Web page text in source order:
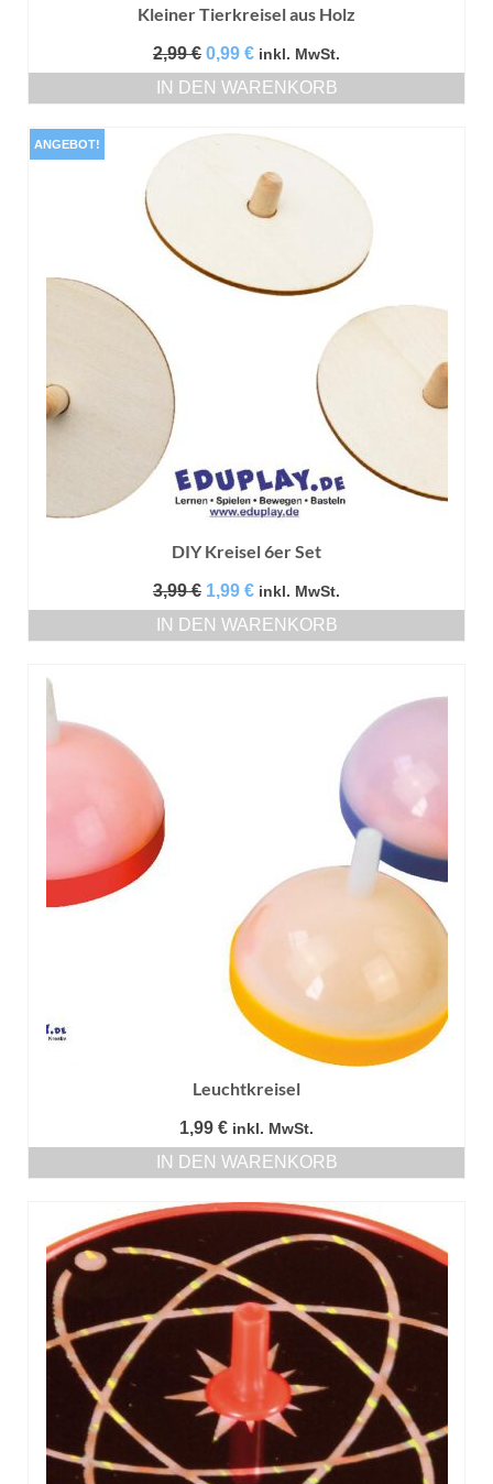
Kleiner Tierkreisel aus Holz
2,99€ Ursprünglicher
Preis
war:
0,99 €Aktueller
Preis
ist:
inkl. MwSt.
IN DEN WARENKORB
ANGEBOT!
DIY Kreisel 6er Set
3,99€ Ursprünglicher
Preis
war:
1,99 €Aktueller
Preis
ist:
inkl. MwSt.
IN DEN WARENKORB
Leuchtkreisel
1,99 € inkl. MwSt.
IN DEN WARENKORB